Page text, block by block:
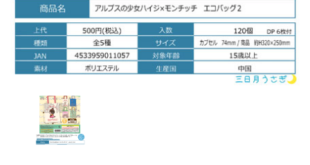
よくあるご質問
ご利用ガイド
06-6282-7659